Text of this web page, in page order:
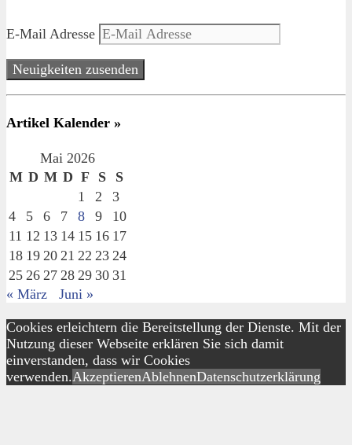
E-Mail Adresse
Neuigkeiten zusenden
Artikel Kalender »
Mai 2026
M D M D F S
S
1
2
3
4
5 6 7 8 9
10
11 12 13 14 15 16 17
18 19 20 21 22 23 24
25 26 27 28 29 30 31
« März
Juni »
Cookies erleichtern die Bereitstellung der Dienste. Mit der
Nutzung dieser Webseite erklären Sie sich damit
einverstanden, dass wir Cookies
verwenden.AkzeptierenAblehnenDatenschutzerklärung